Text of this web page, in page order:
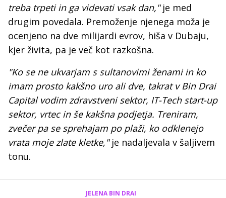
treba trpeti in ga videvati vsak dan," je med
drugim povedala. Premoženje njenega moža je
ocenjeno na dve milijardi evrov, hiša v Dubaju,
kjer živita, pa je več kot razkošna.
"Ko se ne ukvarjam s sultanovimi ženami in ko
imam prosto kakšno uro ali dve, takrat v Bin Drai
Capital vodim zdravstveni sektor, IT-Tech start-up
sektor, vrtec in še kakšna podjetja. Treniram,
zvečer pa se sprehajam po plaži, ko odklenejo
vrata moje zlate kletke,"je nadaljevala v šaljivem
tonu.
JELENA BIN DRAI